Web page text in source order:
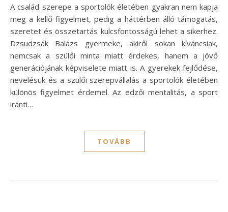
A család szerepe a sportolók életében gyakran nem kapja
meg a kellő figyelmet, pedig a háttérben álló támogatás,
szeretet és összetartás kulcsfontosságú lehet a sikerhez.
Dzsudzsák Balázs gyermeke, akiről sokan kíváncsiak,
nemcsak a szülői minta miatt érdekes, hanem a jövő
generációjának képviselete miatt is. A gyerekek fejlődése,
nevelésük és a szülői szerepvállalás a sportolók életében
különös figyelmet érdemel. Az edzői mentalitás, a sport
iránti…
TOVÁBB